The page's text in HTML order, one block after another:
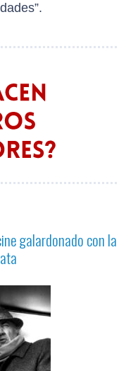
galardonado con la